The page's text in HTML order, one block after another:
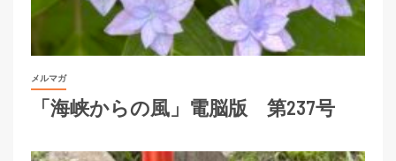
メルマガ
「海峡からの風」電脳版 第237号